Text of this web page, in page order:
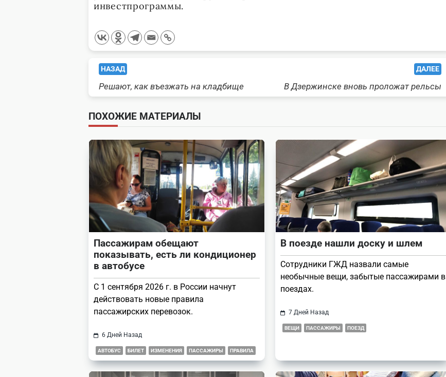
инвестпрограммы.
<span
class="nav-
subtitle
screen-
reader-
text">Page</span>
НАЗАД
Решают, как въезжать на кладбище
ДАЛЕЕ
В Дзержинске вновь проложат рельсы
ПОХОЖИЕ МАТЕРИАЛЫ
Пассажирам обещают
показывать, есть ли кондиционер
в автобусе
С 1 сентября 2026 г. в России начнут
действовать новые правила
пассажирских перевозок.
6 Дней Назад
АВТОБУС БИЛЕТ ИЗМЕНЕНИЯ ПАССАЖИРЫ ПРАВИЛА
В поезде нашли доску и шлем
Сотрудники ГЖД назвали самые
необычные вещи, забытые пассажирами в
поездах.
7 Дней Назад
ВЕЩИ ПАССАЖИРЫ ПОЕЗД